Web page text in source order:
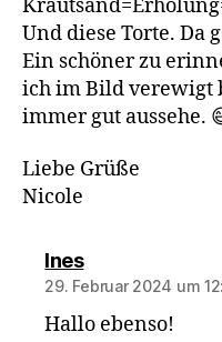
Und diese Torte. Da
Ein schöner zu
ich im Bild verewigt
immer gut aussehe.
Liebe Grüße
Nicole
Inessagt:
29. Februar 2024 um
Hallo ebenso!